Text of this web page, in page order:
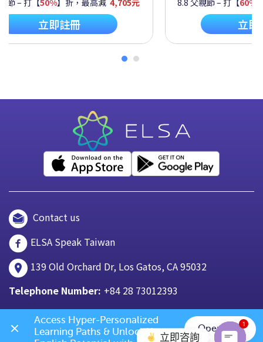
立即註冊 立即
Contact us
ELSA Speak Taiwan
139 Old Orchard Dr, Los Gatos, CA 95032
Telephone Number: +84 28 73012393
立即咨詢
1
Access Hyper-Personalized
Learning Paths & Unlock Your
Open App